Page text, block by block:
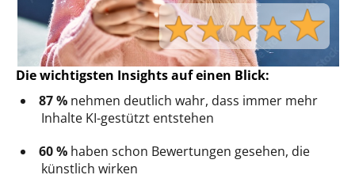
Die wichtigsten Insights auf einen Blick:
87 % nehmen deutlich wahr, dass immer mehr
Inhalte KI-gestützt entstehen
60 % haben schon Bewertungen gesehen, die
künstlich wirken